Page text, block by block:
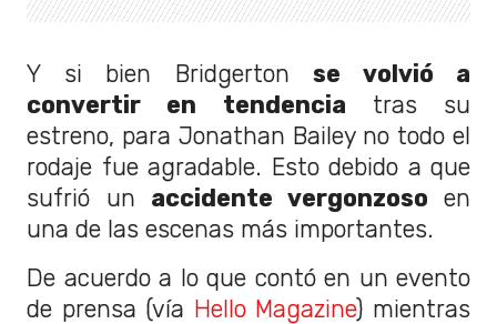
Y si bien Bridgerton se volvió a
convertir en tendencia tras su
estreno, para Jonathan Bailey no todo el
rodaje fue agradable. Esto debido a que
sufrió un accidente vergonzoso en
una de las escenas más importantes.
De acuerdo a lo que contó en un evento
de prensa (vía Hello Magazine) mientras